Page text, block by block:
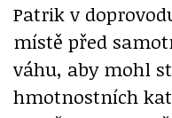
Patrik v
místě před
váhu, aby mohl
hmotnostních